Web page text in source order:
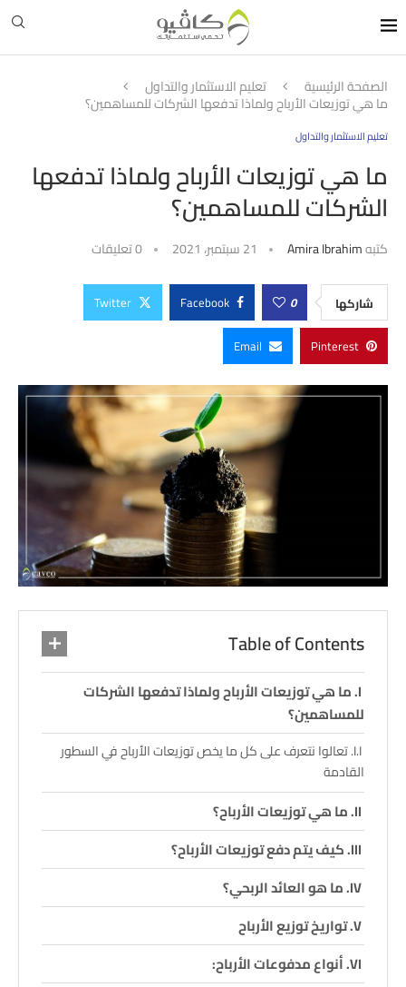
الصفحة الرئيسية تعليم الاستثمار والتداول
ما هي توزيعات الأرباح ولماذا تدفعها الشركات للمساهمين؟
تعليم الاستثمار والتداول
ما هي توزيعات الأرباح ولماذا تدفعها
الشركات للمساهمين؟
كتبهAmira Ibrahim 21 سبتمبر، 2021 0 تعليقات
شاركها 0
Facebook
Twitter
Pinterest
Email
Table of Contents
ما هي توزيعات الأرباح ولماذا تدفعها الشركات
للمساهمين؟
تعالوا نتعرف على كل ما يخص توزيعات الأرباح في السطور
القادمة
ما هي توزيعات الأرباح؟
كيف يتم دفع توزيعات الأرباح؟
ما هو العائد الربحي؟
تواريخ توزيع الأرباح
أنواع مدفوعات الأرباح: